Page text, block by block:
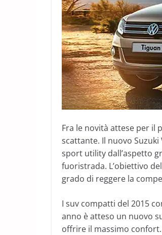
Fra le novità attese per il
scattante. Il nuovo
sport utility dall’aspetto
fuoristrada. L’obiettivo
grado di reggere la
I suv compatti del 2015
anno è atteso un nuovo
offrire il massimo confort.